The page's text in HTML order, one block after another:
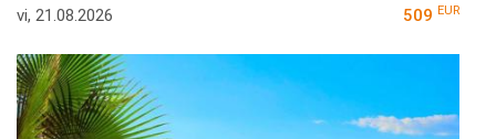
vi, 21.08.2026 509 EUR